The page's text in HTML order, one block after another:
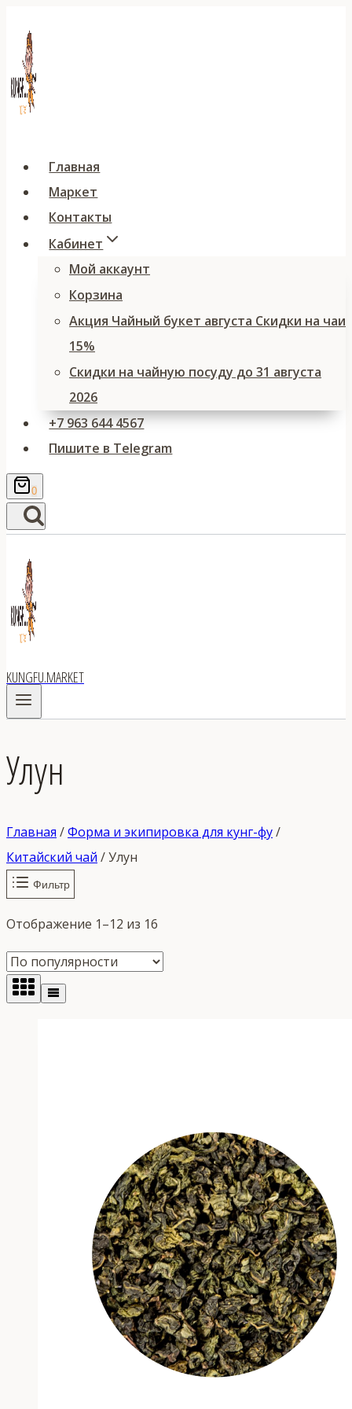
содержимому
Главная
Маркет
Контакты
Кабинет
Мой аккаунт
Корзина
Акция Чайный букет августа Скидки на чаи
15%
Скидки на чайную посуду до 31 августа
2026
+7 963 644 4567
Пишите в Telegram
0
KUNGFU.MARKET
Улун
Главная /Форма и экипировка для кунг-фу/
Китайский чай /Улун
Фильтр
Отображение 1–12 из 16
по
популярности